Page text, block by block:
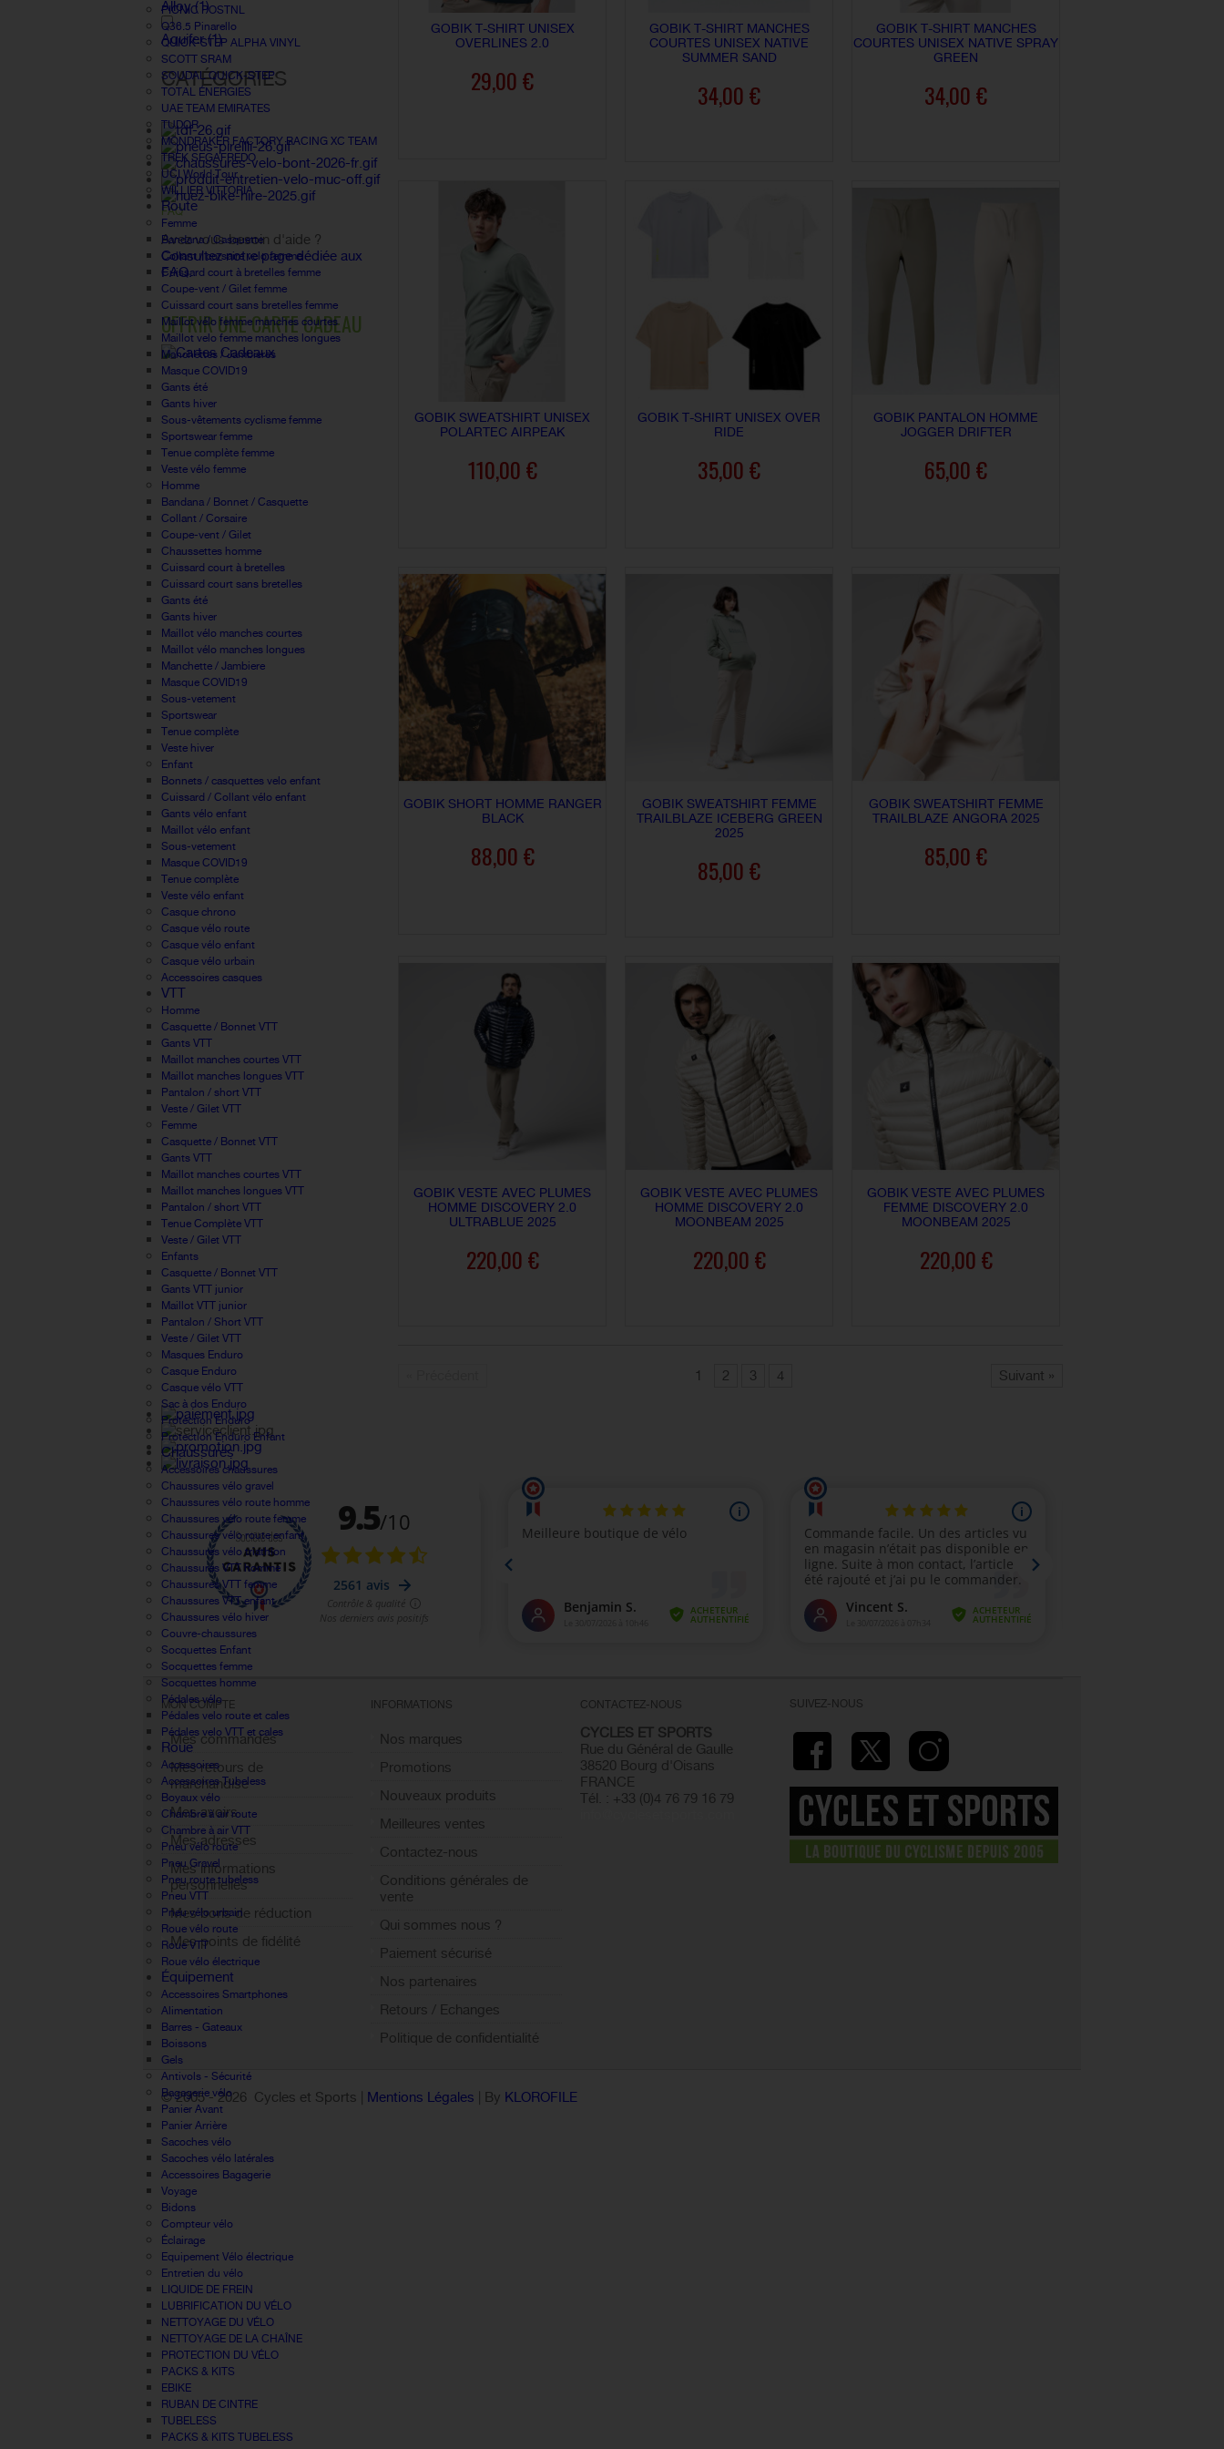
PICNIC POSTNL
Q36.5 Pinarello
QUICK-STEP ALPHA VINYL
SCOTT SRAM
SOUDAL QUICK-STEP
TOTAL ÉNERGIES
UAE TEAM EMIRATES
TUDOR
MONDRAKER FACTORY RACING XC TEAM
TREK SEGAFREDO
UCI World Tour
WILLIER VITTORIA
Route
Femme
Bandana / Casquette
Collant / corsaire velo femme
Cuissard court à bretelles femme
Coupe-vent / Gilet femme
Cuissard court sans bretelles femme
Maillot vélo femme manches courtes
Maillot velo femme manches longues
Manchettes / Jambieres
Masque COVID19
Gants été
Gants hiver
Sous-vêtements cyclisme femme
Sportswear femme
Tenue complète femme
Veste vélo femme
Homme
Bandana / Bonnet / Casquette
Collant / Corsaire
Coupe-vent / Gilet
Chaussettes homme
Cuissard court à bretelles
Cuissard court sans bretelles
Gants été
Gants hiver
Maillot vélo manches courtes
Maillot vélo manches longues
Manchette / Jambiere
Masque COVID19
Sous-vetement
Sportswear
Tenue complète
Veste hiver
Enfant
Bonnets / casquettes velo enfant
Cuissard / Collant vélo enfant
Gants vélo enfant
Maillot vélo enfant
Sous-vetement
Masque COVID19
Tenue complète
Veste vélo enfant
Casque chrono
Casque vélo route
Casque vélo enfant
Casque vélo urbain
Accessoires casques
VTT
Homme
Casquette / Bonnet VTT
Gants VTT
Maillot manches courtes VTT
Maillot manches longues VTT
Pantalon / short VTT
Veste / Gilet VTT
Femme
Casquette / Bonnet VTT
Gants VTT
Maillot manches courtes VTT
Maillot manches longues VTT
Pantalon / short VTT
Tenue Complète VTT
Veste / Gilet VTT
Enfants
Casquette / Bonnet VTT
Gants VTT junior
Maillot VTT junior
Pantalon / Short VTT
Veste / Gilet VTT
Masques Enduro
Casque Enduro
Casque vélo VTT
Sac à dos Enduro
Protection Enduro
Protection Enduro Enfant
Chaussures
Accessoires chaussures
Chaussures vélo gravel
Chaussures vélo route homme
Chaussures vélo route femme
Chaussures vélo route enfant
Chaussures vélo triathlon
Chaussures VTT homme
Chaussures VTT femme
Chaussures VTT enfant
Chaussures vélo hiver
Couvre-chaussures
Socquettes Enfant
Socquettes femme
Socquettes homme
Pédales vélo
Pédales velo route et cales
Pédales velo VTT et cales
Roue
Accessoires
Accessoires Tubeless
Boyaux vélo
Chambre à air route
Chambre à air VTT
Pneu vélo route
Pneu Gravel
Pneu route tubeless
Pneu VTT
Pneu vélo urbain
Roue vélo route
Roue VTT
Roue vélo électrique
Équipement
Accessoires Smartphones
Alimentation
Barres - Gateaux
Boissons
Gels
Antivols - Sécurité
Bagagerie vélo
Panier Avant
Panier Arrière
Sacoches vélo
Sacoches vélo latérales
Accessoires Bagagerie
Voyage
Bidons
Compteur vélo
Éclairage
Equipement Vélo électrique
Entretien du vélo
LIQUIDE DE FREIN
LUBRIFICATION DU VÉLO
NETTOYAGE DU VÉLO
NETTOYAGE DE LA CHAÎNE
PROTECTION DU VÉLO
PACKS & KITS
EBIKE
RUBAN DE CINTRE
TUBELESS
PACKS & KITS TUBELESS
GOBIK T-SHIRT UNISEX
OVERLINES 2.0
29,00 €
GOBIK T-SHIRT MANCHES
COURTES UNISEX NATIVE
SUMMER SAND
34,00 €
GOBIK T-SHIRT MANCHES
COURTES UNISEX NATIVE SPRAY
GREEN
34,00 €
GOBIK SWEATSHIRT UNISEX
POLARTEC AIRPEAK
110,00 €
GOBIK T-SHIRT UNISEX OVER
RIDE
35,00 €
GOBIK PANTALON HOMME
JOGGER DRIFTER
65,00 €
GOBIK SHORT HOMME RANGER
BLACK
88,00 €
GOBIK SWEATSHIRT FEMME
TRAILBLAZE ICEBERG GREEN
2025
85,00 €
GOBIK SWEATSHIRT FEMME
TRAILBLAZE ANGORA 2025
85,00 €
GOBIK VESTE AVEC PLUMES
HOMME DISCOVERY 2.0
ULTRABLUE 2025
220,00 €
GOBIK VESTE AVEC PLUMES
HOMME DISCOVERY 2.0
MOONBEAM 2025
220,00 €
GOBIK VESTE AVEC PLUMES
FEMME DISCOVERY 2.0
MOONBEAM 2025
220,00 €
1 2 3 4 Suivant »
Alloy(1)
Aquifer(1)
CATÉGORIES
FAQ
Avez vous besoin d'aide ?
Consultez notre page dédiée aux
FAQ.
OFFRIR UNE CARTE CADEAU
MON COMPTE
Mes commandes
Mes retours de
marchandise
Mes avoirs
Mes adresses
Mes informations
personnelles
Mes bons de réduction
Mes points de fidélité
Sign out
INFORMATIONS
Nos marques
Promotions
Nouveaux produits
Meilleures ventes
Contactez-nous
Conditions générales de
vente
Qui sommes nous ?
Paiement sécurisé
Nos partenaires
Retours / Echanges
Politique de confidentialité
CONTACTEZ-NOUS
CYCLES ET SPORTS
Rue du Général de Gaulle
38520 Bourg d'Oisans
FRANCE
Tél. : +33 (0)4 76 79 16 79
SUIVEZ-NOUS
© 2005 -2026 Cycles et Sports | Mentions Légales | By KLOROFILE